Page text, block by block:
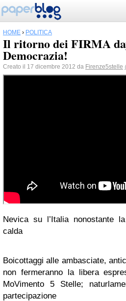
HOME › POLITICA
Il ritorno dei FIRMA
Democrazia!
Creato il 17 dicembre 2012 da Firenze5stelle
Nevica su l’Italia nonostante
calda
Boicottaggialle ambasciate,
non fermeranno la libera
MoVimento 5 Stelle;
partecipazione